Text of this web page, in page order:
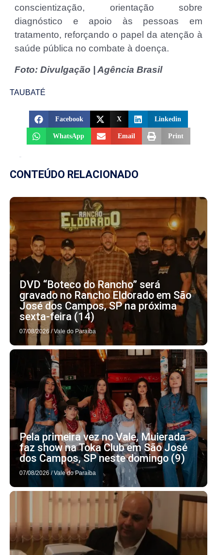
conscientização, orientação sobre
diagnóstico e apoio às pessoas em
tratamento, reforçando o papel da atenção à
saúde pública no combate à doença.
Foto: Divulgação | Agência Brasil
TAUBATÉ
Facebook X Linkedin
WhatsApp Email Print
CONTEÚDO RELACIONADO
DVD “Boteco do Rancho” será
gravado no Rancho Eldorado em São
José dos Campos, SP na próxima
sexta-feira (14)
07/08/2026 / Vale do Paraíba
Pela primeira vez no Vale, Muierada
faz show na Toka Club em São José
dos Campos, SP neste domingo (9)
07/08/2026 / Vale do Paraíba